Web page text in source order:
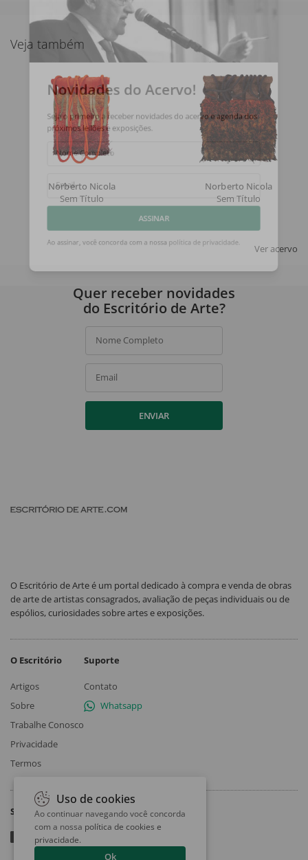
Veja também
Norberto Nicola
Sem Título
Norberto Nicola
Sem Título
Ver acervo
Novidades do Acervo!
Seja o primeiro a receber novidades do acervo e agenda dos
próximos leilões e exposições.
Nome Completo
Email
Quer receber novidades
do Escritório de Arte?
Nome Completo
Email
ENVIAR
O Escritório de Arte é um portal dedicado à compra e venda de obras
de arte de artistas consagrados, avaliação de peças individuais ou de
espólios, curiosidades sobre artes e exposições.
O Escritório
Artigos
Sobre
Trabalhe Conosco
Privacidade
Termos
Suporte
Contato
Whatsapp
Siga
Uso de cookies
Ao continuar navegando você concorda
com a nossa política de cookies e
privacidade.
Ok